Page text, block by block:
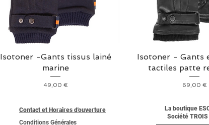
Isotoner -Gants tissus lainé
marine
Prix
49,00 €
Isotoner - Gants
tactiles patte
Prix
69,00 €
Contact et Horaires d'ouverture
Conditions Générales
La boutique
Société TROIS